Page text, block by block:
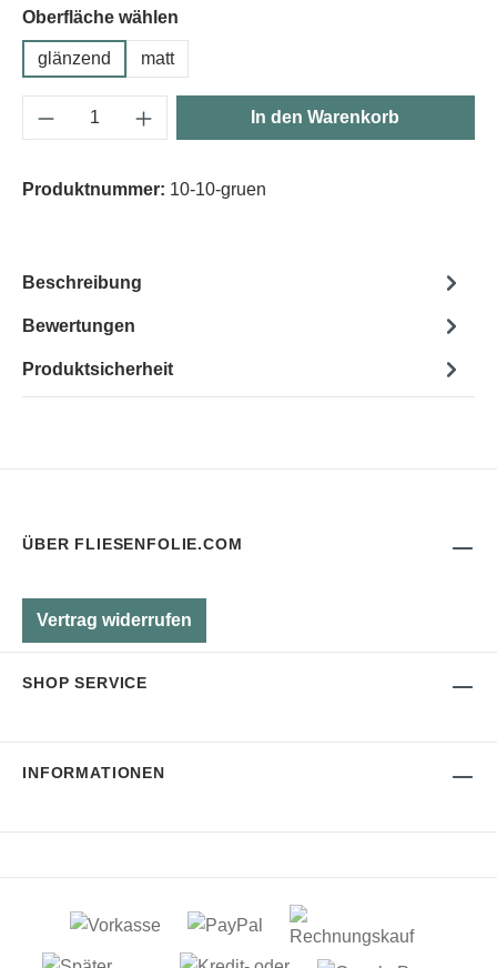
Oberfläche wählen
glänzend matt
Produkt Anzahl: Gib den gewünschten
In den Warenkorb
Produktnummer: 10-10-gruen
Beschreibung
Bewertungen
Produktsicherheit
ÜBER FLIESENFOLIE.COM
Vertrag widerrufen
SHOP SERVICE
INFORMATIONEN